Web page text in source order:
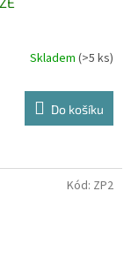
Skladem (>5 ks)
Do košíku
Kód: ZP2